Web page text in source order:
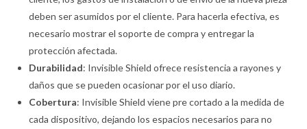
deben ser asumidos por el cliente. Para hacerla efectiva, es
necesario mostrar el soporte de compra y entregar la
protección afectada.
Durabilidad: Invisible Shield ofrece resistencia a rayones y
daños que se pueden ocasionar por el uso diario.
Cobertura: Invisible Shield viene pre cortado a la medida de
cada dispositivo, dejando los espacios necesarios para no